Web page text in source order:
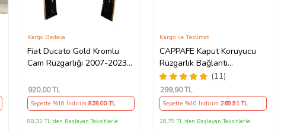
Fiat Ducato Gold Kromlu
Cam Rüzgarlığı 2007-2023
Kargo Bedava
920,00 TL
Sepette %10 İndirim828,00 TL
88,32 TL'den Başlayan Taksitlerle
CAPPAFE Kaput Koruyucu
Rüzgarlık Bağlantı
Aparatları Seti(11)
Kargo ile Teslimat
299,90 TL
Sepette %10 İndirim269,91 TL
28,79 TL'den Başlayan Taksitlerle